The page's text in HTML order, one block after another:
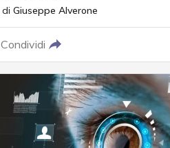
di Giuseppe Alverone
Condividi